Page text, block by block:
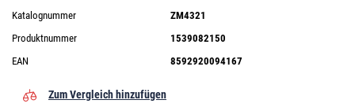
Katalognummer
ZM4321
Produktnummer
1539082150
EAN
8592920094167
Zum Vergleich hinzufügen